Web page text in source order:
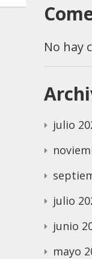
No hay
julio
julio
junio
mayo